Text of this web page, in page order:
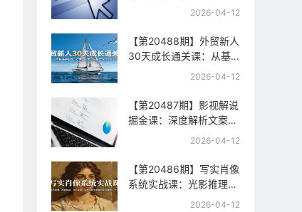
划+人群打法+全站推
与流量
2026-04-12
【第20488期】外贸新人
30天成长通关课：从基
础准备到平台运营，从零
2026-04-12
【第20487期】影视解说
掘金课：深度解析文案逻
辑、槽点设计与推流机
2026-04-12
【第20486期】写实肖像
系统实战课：光影推理、
构图构成、色彩置换，手
2026-04-12